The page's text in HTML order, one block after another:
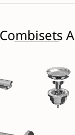
Combisets A